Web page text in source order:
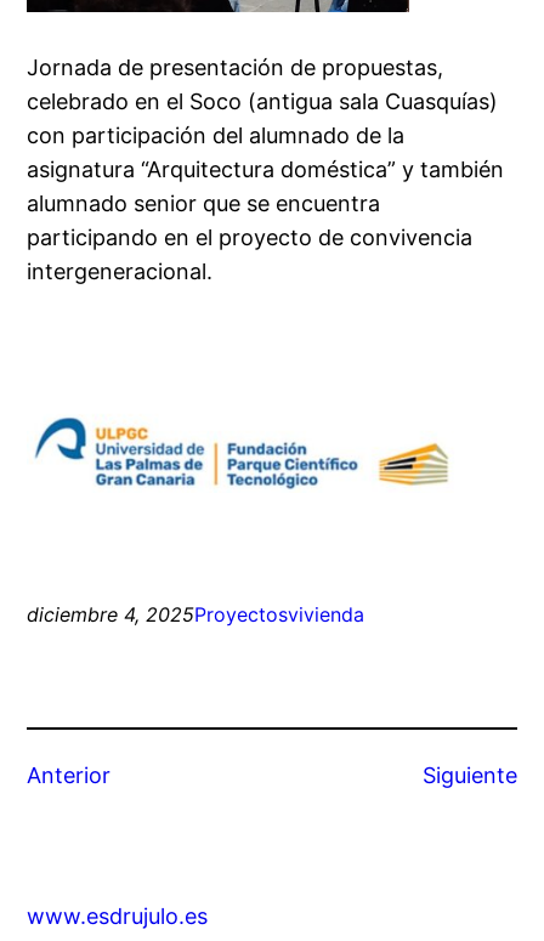
Jornada de presentación de propuestas,
celebrado en el Soco (antigua sala Cuasquías)
con participación del alumnado de la
asignatura “Arquitectura doméstica” y también
alumnado senior que se encuentra
participando en el proyecto de convivencia
intergeneracional.
diciembre 4, 2025Proyectosvivienda
Anterior Siguiente
www.esdrujulo.es